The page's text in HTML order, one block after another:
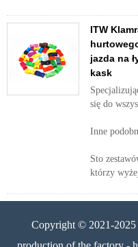
ITW
jazda na
kask
się do
Inne
Sto
którzy
Copyright © 2021-2025